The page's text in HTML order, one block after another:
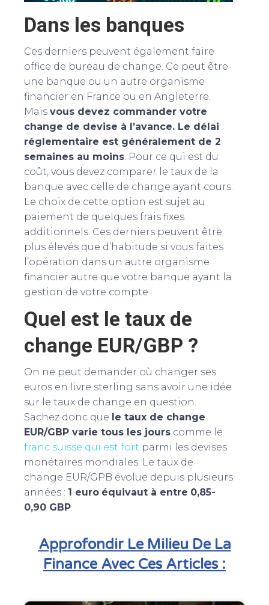
Dans les banques
Ces derniers peuvent également faire
office de bureau de change. Ce peut être
une banque ou un autre organisme
financier en France ou en Angleterre.
Mais vous devez commander votre
change de devise à l’avance. Le délai
réglementaire est généralement de 2
semaines au moins. Pour ce qui est du
coût, vous devez comparer le taux de la
banque avec celle de change ayant cours.
Le choix de cette option est sujet au
paiement de quelques frais fixes
additionnels. Ces derniers peuvent être
plus élevés que d’habitude si vous faites
l’opération dans un autre organisme
financier autre que votre banque ayant la
gestion de votre compte.
Quel est le taux de
change EUR/GBP ?
On ne peut demander où changer ses
euros en livre sterling sans avoir une idée
sur le taux de change en question.
Sachez donc que le taux de change
EUR/GBP varie tous les jours comme le
franc suisse qui est fort parmi les devises
monétaires mondiales. Le taux de
change EUR/GPB évolue depuis plusieurs
années : 1 euro équivaut à entre 0,85-
0,90 GBP.
Approfondir Le Milieu De La
Finance Avec Ces Articles :